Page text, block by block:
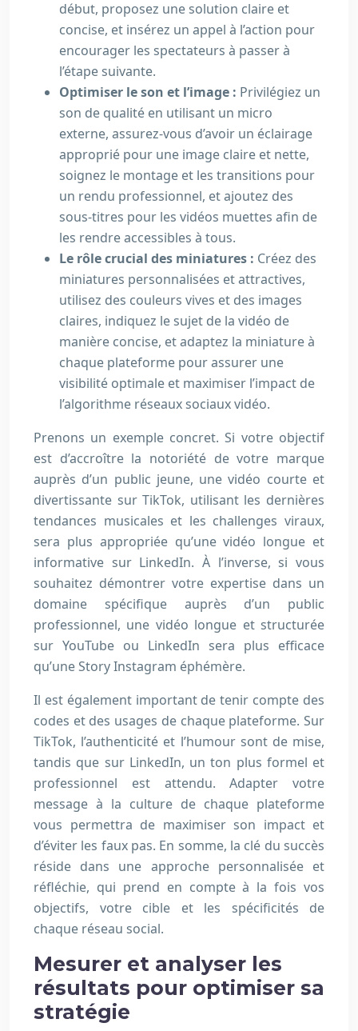
début, proposez une solution claire et
concise, et insérez un appel à l’action pour
encourager les spectateurs à passer à
l’étape suivante.
Optimiser le son et l’image : Privilégiez un
son de qualité en utilisant un micro
externe, assurez-vous d’avoir un éclairage
approprié pour une image claire et nette,
soignez le montage et les transitions pour
un rendu professionnel, et ajoutez des
sous-titres pour les vidéos muettes afin de
les rendre accessibles à tous.
Le rôle crucial des miniatures : Créez des
miniatures personnalisées et attractives,
utilisez des couleurs vives et des images
claires, indiquez le sujet de la vidéo de
manière concise, et adaptez la miniature à
chaque plateforme pour assurer une
visibilité optimale et maximiser l’impact de
l’algorithme réseaux sociaux vidéo.
Prenons un exemple concret. Si votre objectif
est d’accroître la notoriété de votre marque
auprès d’un public jeune, une vidéo courte et
divertissante sur TikTok, utilisant les dernières
tendances musicales et les challenges viraux,
sera plus appropriée qu’une vidéo longue et
informative sur LinkedIn. À l’inverse, si vous
souhaitez démontrer votre expertise dans un
domaine spécifique auprès d’un public
professionnel, une vidéo longue et structurée
sur YouTube ou LinkedIn sera plus efficace
qu’une Story Instagram éphémère.
Il est également important de tenir compte des
codes et des usages de chaque plateforme. Sur
TikTok, l’authenticité et l’humour sont de mise,
tandis que sur LinkedIn, un ton plus formel et
professionnel est attendu. Adapter votre
message à la culture de chaque plateforme
vous permettra de maximiser son impact et
d’éviter les faux pas. En somme, la clé du succès
réside dans une approche personnalisée et
réfléchie, qui prend en compte à la fois vos
objectifs, votre cible et les spécificités de
chaque réseau social.
Mesurer et analyser les
résultats pour optimiser sa
stratégie